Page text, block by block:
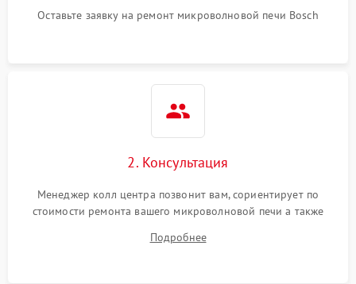
1000 ₽
Оставьте заявку на ремонт микроволновой печи Bosch
2. Консультация
Менеджер колл центра позвонит вам, сориентирует по
стоимости ремонта вашего микроволновой печи а также
Подробнее